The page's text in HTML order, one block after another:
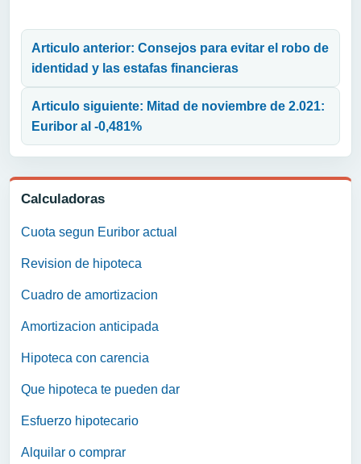
Calculadoras
Cuota segun Euribor actual
Revision de hipoteca
Cuadro de amortizacion
Amortizacion anticipada
Hipoteca con carencia
Que hipoteca te pueden dar
Esfuerzo hipotecario
Alquilar o comprar
Articulo anterior: Consejos para evitar el robo de
identidad y las estafas financieras
Articulo siguiente: Mitad de noviembre de 2.021:
Euribor al -0,481%